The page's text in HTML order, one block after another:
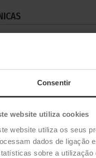
Consentir
website utiliza cookies
website utiliza os seus
dados de ligação
sobre a utilização